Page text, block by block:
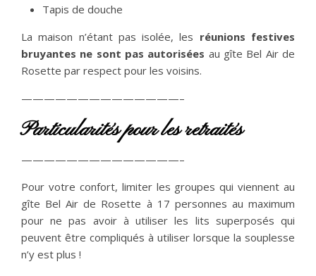
Tapis de douche
La maison n’étant pas isolée, les réunions festives
bruyantes ne sont pas autorisées au gîte Bel Air de
Rosette par respect pour les voisins.
——————————————–
Particularités pour les retraités
——————————————–
Pour votre confort, limiter les groupes qui viennent au
gîte Bel Air de Rosette à 17 personnes au maximum
pour ne pas avoir à utiliser les lits superposés qui
peuvent être compliqués à utiliser lorsque la souplesse
n’y est plus !